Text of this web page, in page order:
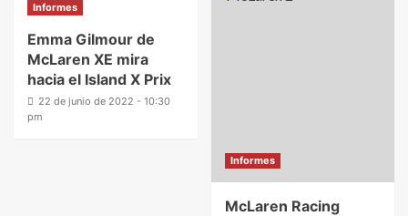
Informes
Emma Gilmour de
McLaren XE mira
hacia el Island X Prix
22 de junio de 2022 - 10:30
pm
Informes
McLaren Racing